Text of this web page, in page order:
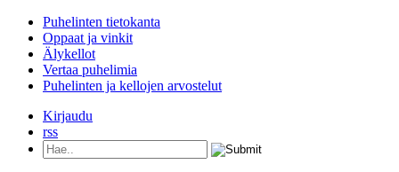
Puhelinten tietokanta
Oppaat ja vinkit
Älykellot
Vertaa puhelimia
Puhelinten ja kellojen arvostelut
Kirjaudu
rss